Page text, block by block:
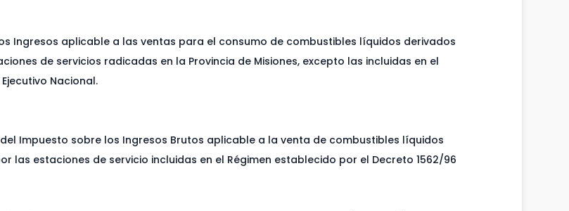
Ingresos aplicable a las ventas para el consumo de combustibles líquidos derivados
de servicios radicadas en la Provincia de Misiones, excepto las incluidas en el
Nacional.
Impuesto sobre los Ingresos Brutos aplicable a la venta de combustibles líquidos
estaciones de servicio incluidas en el Régimen establecido por el Decreto 1562/96